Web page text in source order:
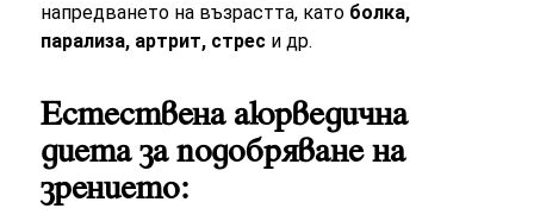
напредването на възрастта, като болка,
парализа, артрит, стрес и др.
Естествена аюрведична
диета за подобряване на
зрението: